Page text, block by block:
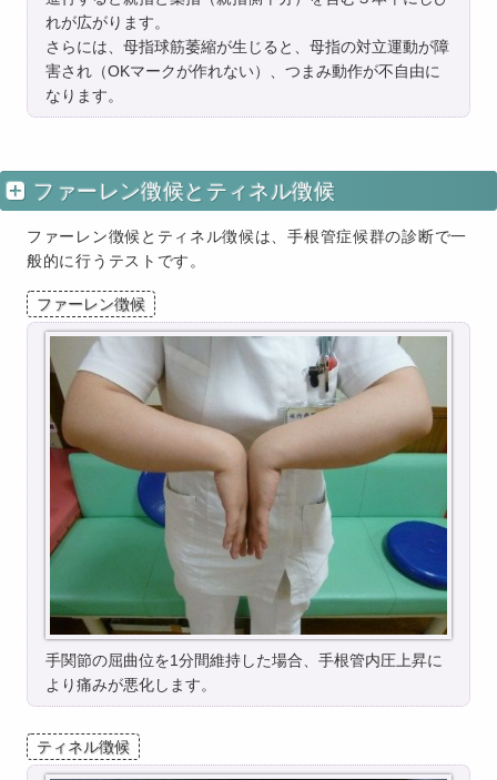
れが広がります。
さらには、母指球筋萎縮が生じると、母指の対立運動が障
害され（OKマークが作れない）、つまみ動作が不自由に
なります。
ファーレン徴候とティネル徴候
ファーレン徴候とティネル徴候は、手根管症候群の診断で一
般的に行うテストです。
ファーレン徴候
手関節の屈曲位を1分間維持した場合、手根管内圧上昇に
より痛みが悪化します。
ティネル徴候